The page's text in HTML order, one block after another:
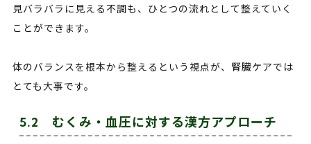
見バラバラに見える不調も、ひとつの流れとして整えていく
ことができます。
体のバランスを根本から整えるという視点が、腎臓ケアでは
とても大事です。
5.2 むくみ・血圧に対する漢方アプローチ